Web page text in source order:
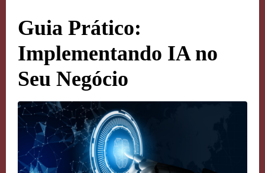
Guia Prático:
Implementando IA no
Seu Negócio